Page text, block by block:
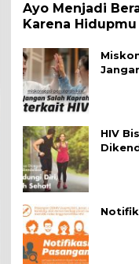
Ayo Menjadi
Karena
HIV